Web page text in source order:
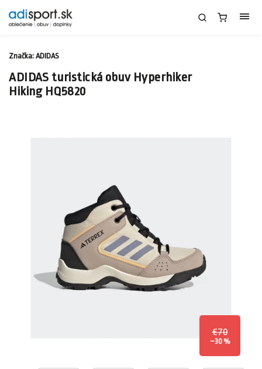
ADIDAS turistická obuv Hyperhiker
Hiking HQ5820
€70
–30 %
Značka: ADIDAS